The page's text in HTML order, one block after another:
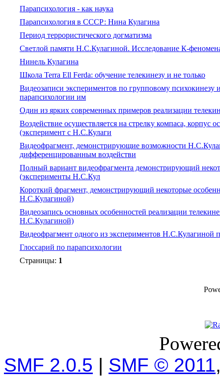
Парапсихология - как наука
Парапсихология в СССР: Нина Кулагина
Период террористического догматизма
Светлой памяти Н.С.Кулагиной. Исследование К-
Нинель Кулагина
Школа Terra Ell Ferda: обучение телекинезу и не только
Видеозаписи экспериментов по групповому психокинезу
парапсихологии им
Один из ярких современных примеров реализации
Воздействие осуществляется на стрелку компаса, корпус
(эксперимент с Н.С.Кулаги
Видеофрагмент, демонстрирующие возможности
дифференцированным воздействи
Полный вариант видеофрагмента демонстрирующий
(эксперименты Н.С.Кул
Короткий фрагмент, демонстрирующий некоторые
Н.С.Кулагиной)
Видеозапись основных особенностей реализации
Н.С.Кулагиной)
Видеофрагмент одного из экспериментов Н.С.Кулагиной
Глоссарий по парапсихологии
Страницы: 1
SMF 2.0.5 | SMF © 2011